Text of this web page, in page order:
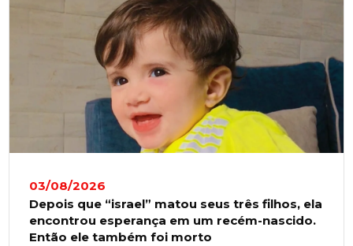
03/08/2026
Depois que “israel” matou seus três filhos, ela
encontrou esperança em um recém-nascido.
Então ele também foi morto